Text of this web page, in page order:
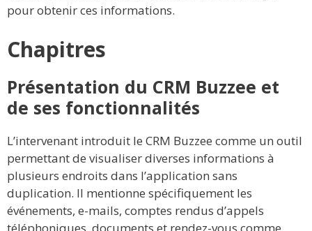
pour obtenir ces informations.
Chapitres
Présentation du CRM Buzzee et
de ses fonctionnalités
L’intervenant introduit le CRM Buzzee comme un outil
permettant de visualiser diverses informations à
plusieurs endroits dans l’application sans
duplication. Il mentionne spécifiquement les
événements, e-mails, comptes rendus d’appels
téléphoniques, documents et rendez-vous comme